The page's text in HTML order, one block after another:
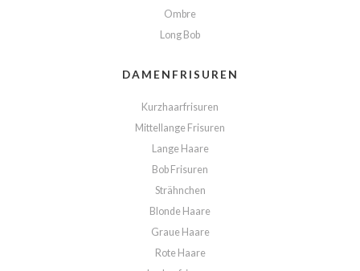
Ombre
Long Bob
DAMENFRISUREN
Kurzhaarfrisuren
Mittellange Frisuren
Lange Haare
Bob Frisuren
Strähnchen
Blonde Haare
Graue Haare
Rote Haare